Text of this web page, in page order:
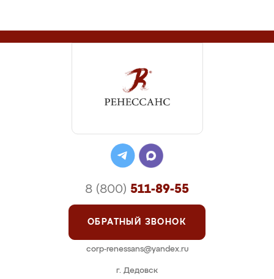
г. Дедовск
8 (800) 511-89-55
ОБРАТНЫЙ ЗВОНОК
corp-renessans@yandex.ru